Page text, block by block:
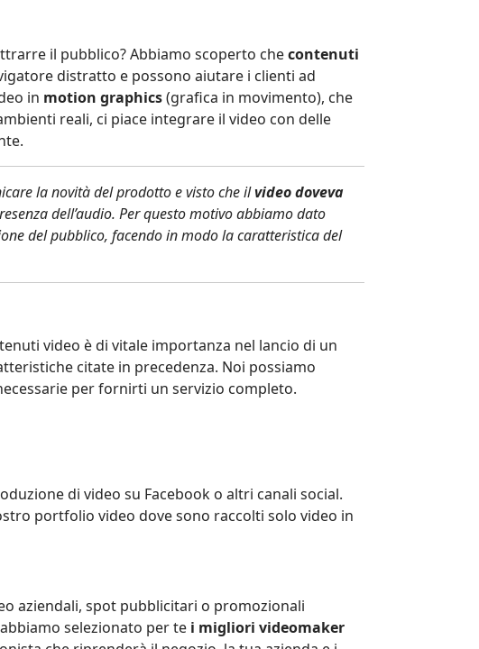
il pubblico? Abbiamo scoperto checontenuti
distratto e possono aiutare i clienti ad
in motion graphics(grafica in movimento), che
reali, ci piace integrare il video con delle
la novità del prodotto e visto che ilvideo doveva
dell’audio. Per questo motivo abbiamo dato
del pubblico, facendo in modo la caratteristica del
video è di vitale importanza nel lancio di un
citate in precedenza. Noi possiamo
per fornirti un servizio completo.
di video su Facebook o altri canali social.
portfolio video dove sono raccolti solo video in
aziendali, spot pubblicitari o promozionali
selezionato per te i migliori videomaker